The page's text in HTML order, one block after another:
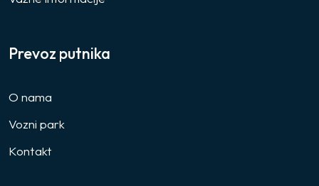
Prevoz putnika
O nama
Vozni park
Kontakt